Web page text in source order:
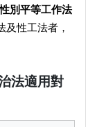
別平等工作法
及性工法者，
法適用對